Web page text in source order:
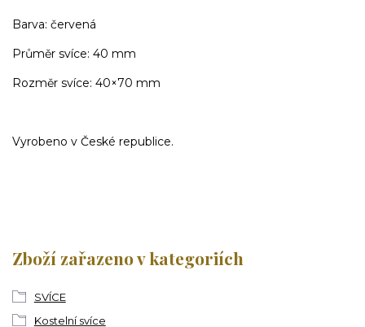
Barva: červená
Průměr svíce: 40 mm
Rozměr svíce: 40×70 mm
Vyrobeno v České republice.
Zboží zařazeno v kategoriích
SVÍCE
Kostelní svíce